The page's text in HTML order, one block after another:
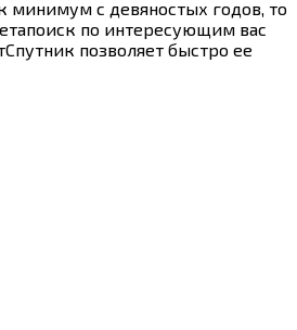
минимум с девяностых годов, то
по интересующим вас
позволяет быстро ее